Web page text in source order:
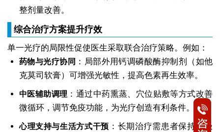
整剂量改善。
综合治疗方案提升疗效
单一光疗的局限性促使医生采取联合治疗策略。例如：
药物与光疗协同 ：局部外用钙调磷酸酶抑制剂（如他
克莫司软膏）可增强光敏性，提高色素再生效率。
中医辅助调理 ：通过中药熏蒸、穴位贴敷等方式改善
微循环，调节免疫功能，为光疗创造有利条件。
心理支持与生活方式干预 ：长期治疗需患者保持积极